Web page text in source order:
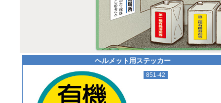
ヘルメット用ステッカー
851-42